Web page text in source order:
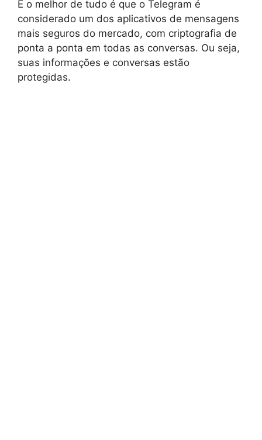
E o melhor de tudo é que o Telegram é
considerado um dos aplicativos de mensagens
mais seguros do mercado, com criptografia de
ponta a ponta em todas as conversas. Ou seja,
suas informações e conversas estão
protegidas.